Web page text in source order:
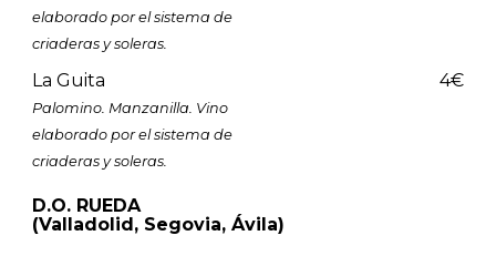
elaborado por el sistema de
criaderas y soleras.
La Guita
Palomino. Manzanilla. Vino
elaborado por el sistema de
criaderas y soleras.
4€
D.O. RUEDA
(Valladolid, Segovia, Ávila)